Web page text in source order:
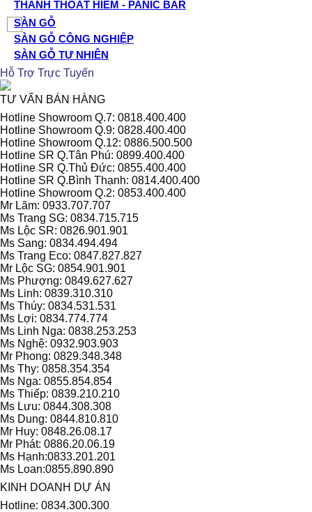
THANH THOÁT HIỂM - PANIC BAR
SÀN GỖ
SÀN GỖ CÔNG NGHIỆP
SÀN GỖ TỰ NHIÊN
Hỗ Trợ Trực Tuyến
TƯ VẤN BÁN HÀNG
Hotline Showroom Q.7: 0818.400.400
Hotline Showroom Q.9: 0828.400.400
Hotline Showroom Q.12: 0886.500.500
Hotline SR Q.Tân Phú: 0899.400.400
Hotline SR Q.Thủ Đức: 0855.400.400
Hotline SR Q.Bình Thạnh: 0814.400.400
Hotline Showroom Q.2: 0853.400.400
Mr Lãm: 0933.707.707
Ms Trang SG: 0834.715.715
Ms Lộc SR: 0826.901.901
Ms Sang: 0834.494.494
Ms Trang Eco: 0847.827.827
Mr Lộc SG: 0854.901.901
Ms Phượng: 0849.627.627
Ms Linh: 0839.310.310
Ms Thúy: 0834.531.531
Ms Lợi: 0834.774.774
Ms Linh Nga: 0838.253.253
Ms Nghệ: 0932.903.903
Mr Phong: 0829.348.348
Ms Thy: 0858.354.354
Ms Nga: 0855.854.854
Ms Thiếp: 0839.210.210
Ms Lưu: 0844.308.308
Ms Dung: 0844.810.810
Mr Huy: 0848.26.08.17
Mr Phát: 0886.20.06.19
Ms Hạnh:0833.201.201
Ms Loan:0855.890.890
KINH DOANH DỰ ÁN
Hotline: 0834.300.300